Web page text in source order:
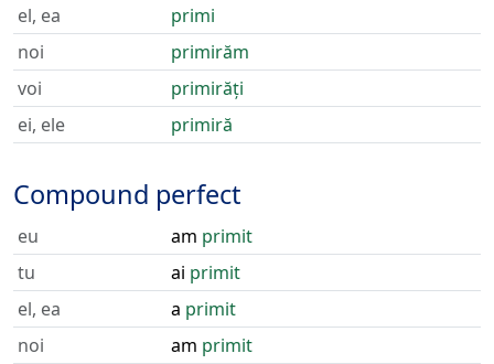
el, ea
primi
noi
primirăm
voi
primirăți
ei, ele
primiră
Compound perfect
eu am primit
tu
ai primit
el, ea
a primit
noi
am primit